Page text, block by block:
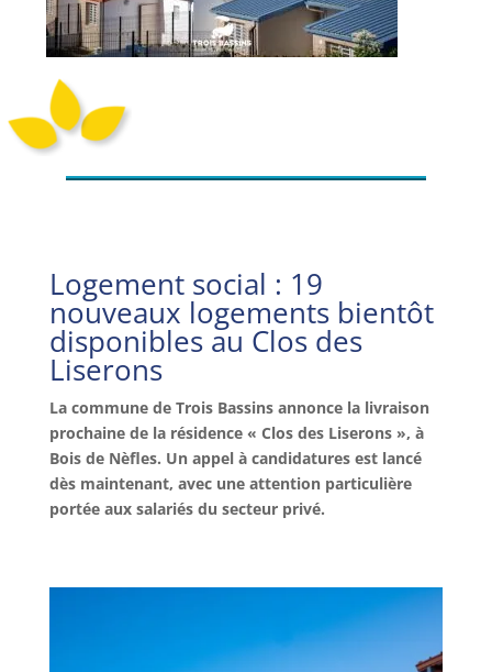
Logement social : 19
nouveaux logements bientôt
disponibles au Clos des
Liserons
La commune de Trois Bassins annonce la livraison
prochaine de la résidence « Clos des Liserons », à
Bois de Nèfles. Un appel à candidatures est lancé
dès maintenant, avec une attention particulière
portée aux salariés du secteur privé.